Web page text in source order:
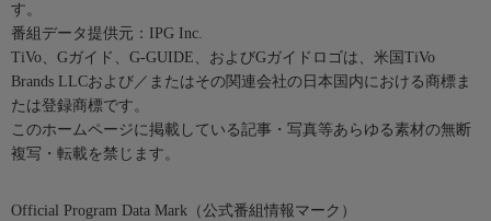
す。
番組データ提供元：IPG Inc.
TiVo、Gガイド、G-GUIDE、およびGガイドロゴは、米国TiVo
Brands LLCおよび／またはその関連会社の日本国内における商標ま
たは登録商標です。
このホームページに掲載している記事・写真等あらゆる素材の無断
複写・転載を禁じます。
Official Program Data Mark（公式番組情報マーク）